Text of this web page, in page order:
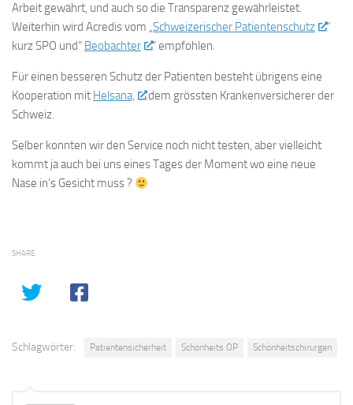
Arbeit gewährt, und auch so die Transparenz gewährleistet.
Weiterhin wird Acredis vom „Schweizerischer Patientenschutz
“
kurz SPO und“ Beobachter “ empfohlen.
Für einen besseren Schutz der Patienten besteht übrigens eine
Kooperation mit Helsana,
dem grössten Krankenversicherer der
Schweiz.
Selber konnten wir den Service noch nicht testen, aber vielleicht
kommt ja auch bei uns eines Tages der Moment wo eine neue
Nase in’s Gesicht muss ?
SHARE
Schlagwörter: Patientensicherheit Schönheits OP Schönheitschirurgen